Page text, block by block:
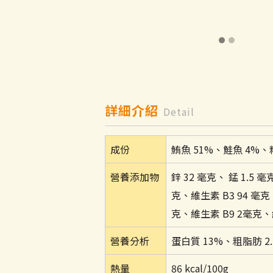
詳細介紹 Detail
成份
鮪魚 51%、鮭魚 4%
營養添加物
鋅 32 毫克、 錳 1.5 毫
克、維生素 B3 94 毫
克、維生素 B9 2毫克
營養分析
蛋白質 13%、粗脂肪
熱量
86 kcal/100g